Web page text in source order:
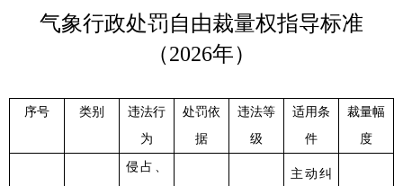
气象行政处罚自由裁量权指导标准
（2026年）
序号 类别
违法行
为
处罚依
据
违法等
级
适用条
件
裁量幅
度
侵占、
主动纠